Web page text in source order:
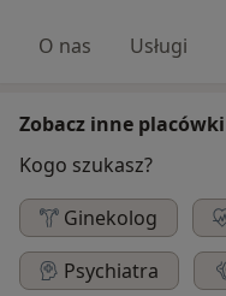
O nas Usługi
Zobacz inne placówki
Kogo szukasz?
Ginekolog
Psychiatra